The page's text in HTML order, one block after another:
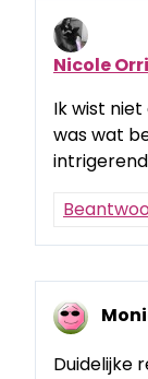
Nicole
Ik wist
was wat
Duidelijke